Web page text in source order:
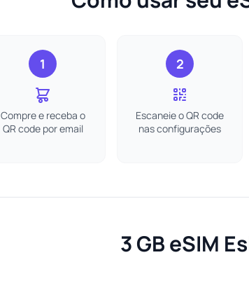
1
Compre e receba o
QR code por email
2
Escaneie o QR code
nas configurações
3 GB eSIM